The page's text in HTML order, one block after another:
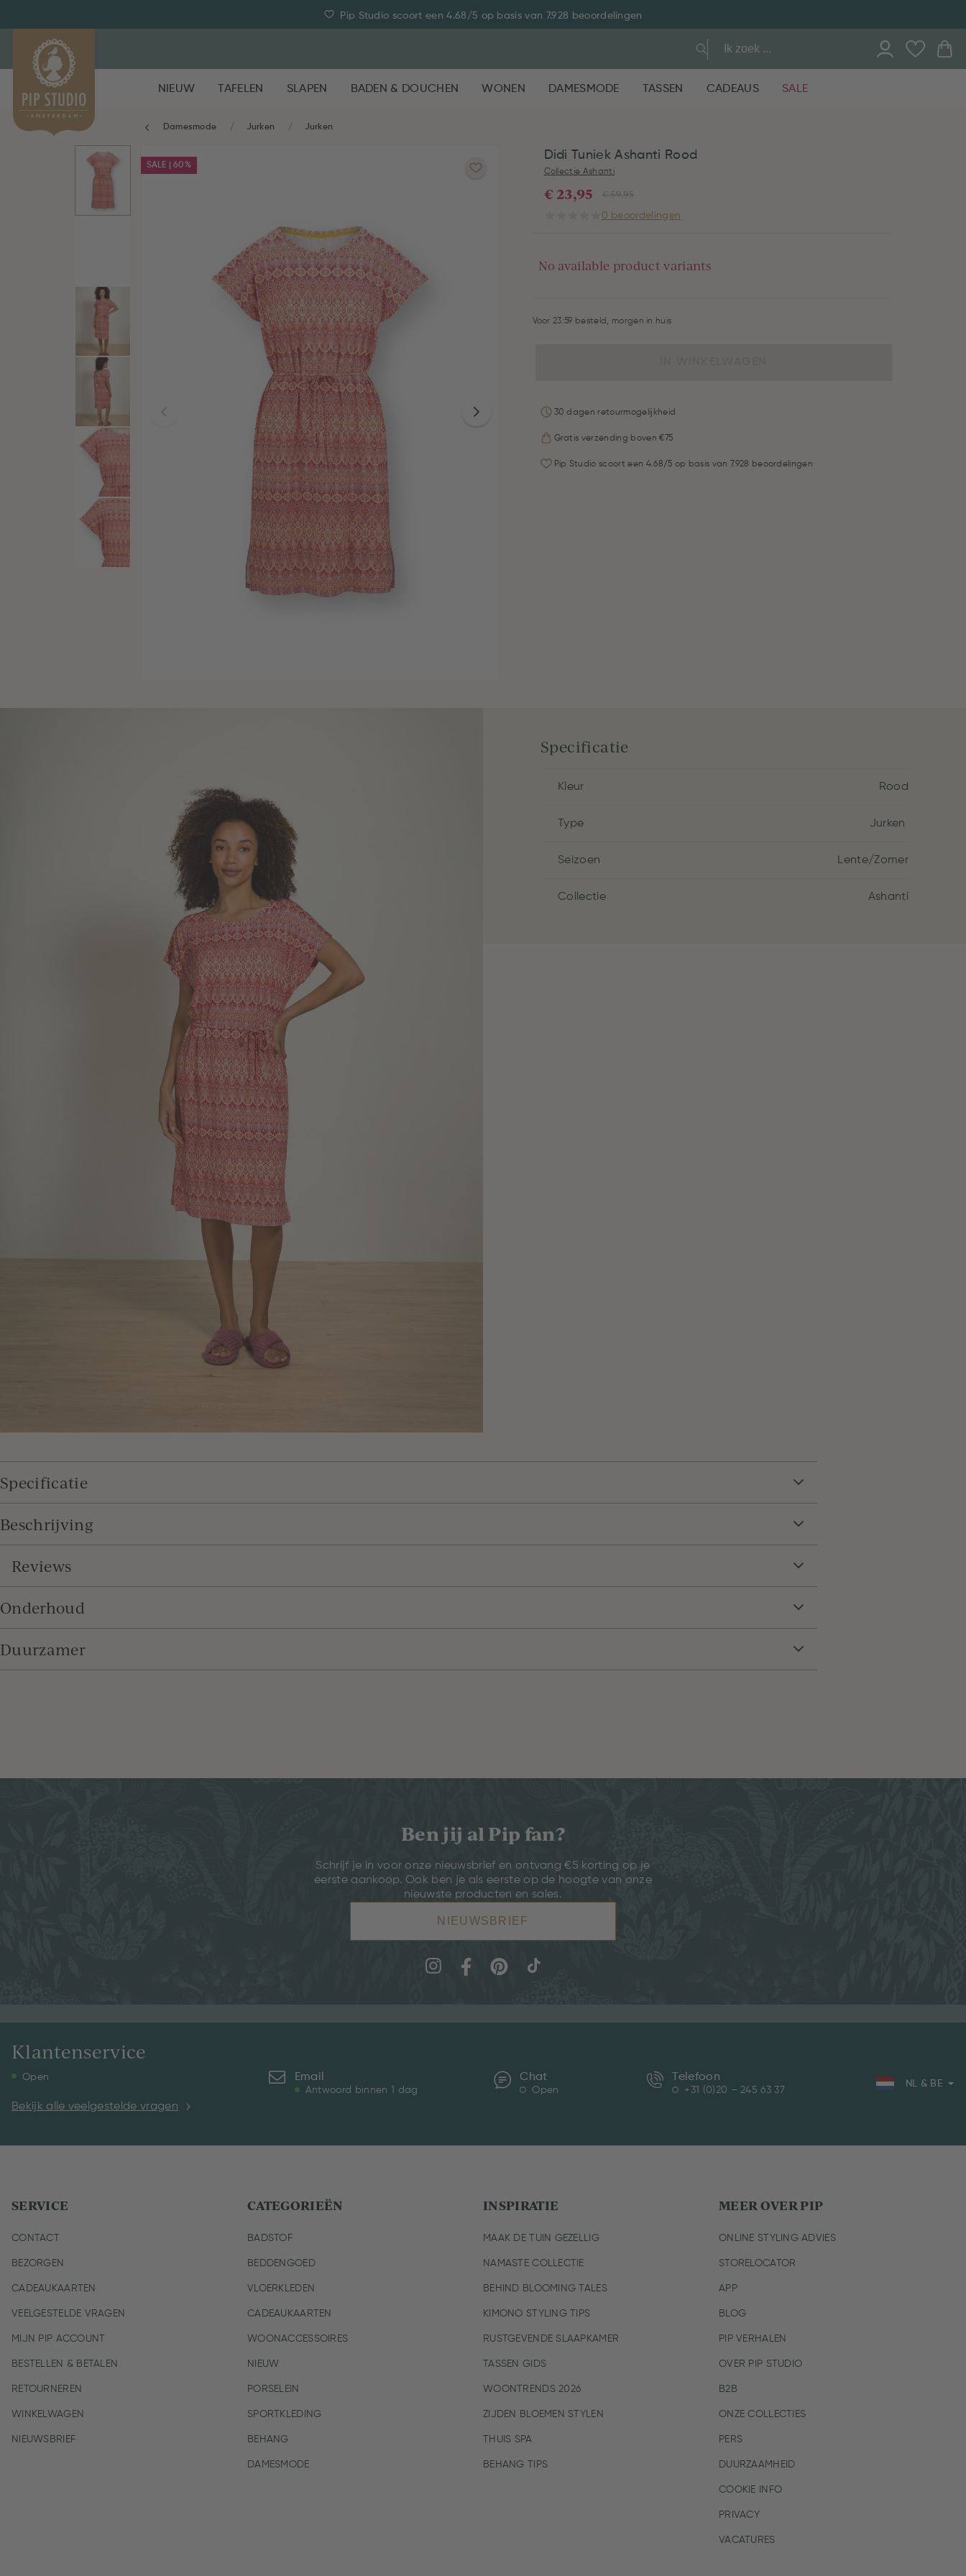
Pip Studio scoort een 4.68/5 op basis van 7.928 beoordelingen
NIEUW TAFELEN SLAPEN BADEN & DOUCHEN WONEN DAMESMODE TASSEN CADEAUS SALE
Damesmode Jurken Jurken
SALE | 60%
Didi Tuniek Ashanti Rood
Collectie Ashanti
€ 59,95
€ 23,95
0 beoordelingen
No available product variants
Voor 23:59 besteld, morgen in huis
30 dagen retourmogelijkheid
Gratis verzending boven €75
Pip Studio scoort een 4.68/5 op basis van 7.928 beoordelingen
Specificatie
Kleur Rood
Type Jurken
Seizoen Lente/Zomer
Collectie Ashanti
Specificatie
Beschrijving
Reviews
Onderhoud
Duurzamer
Ben jij al Pip fan?
Schrijf je in voor onze nieuwsbrief en ontvang €5 korting op je
eerste aankoop. Ook ben je als eerste op de hoogte van onze
nieuwste producten en sales.
NIEUWSBRIEF
Klantenservice
Open
Bekijk alle veelgestelde vragen
Email
Antwoord binnen 1 dag
Chat
Open
Telefoon
+31 (0)20 – 245 63 37
NL & BE
SERVICE
CONTACT
BEZORGEN
CADEAUKAARTEN
VEELGESTELDE VRAGEN
MIJN PIP ACCOUNT
BESTELLEN & BETALEN
RETOURNEREN
WINKELWAGEN
NIEUWSBRIEF
CATEGORIEËN
BADSTOF
BEDDENGOED
VLOERKLEDEN
CADEAUKAARTEN
WOONACCESSOIRES
NIEUW
PORSELEIN
SPORTKLEDING
BEHANG
DAMESMODE
INSPIRATIE
MAAK DE TUIN GEZELLIG
NAMASTE COLLECTIE
BEHIND BLOOMING TALES
KIMONO STYLING TIPS
RUSTGEVENDE SLAAPKAMER
TASSEN GIDS
WOONTRENDS 2026
ZIJDEN BLOEMEN STYLEN
THUIS SPA
BEHANG TIPS
MEER OVER PIP
ONLINE STYLING ADVIES
STORELOCATOR
APP
BLOG
PIP VERHALEN
OVER PIP STUDIO
B2B
ONZE COLLECTIES
PERS
DUURZAAMHEID
COOKIE INFO
PRIVACY
VACATURES